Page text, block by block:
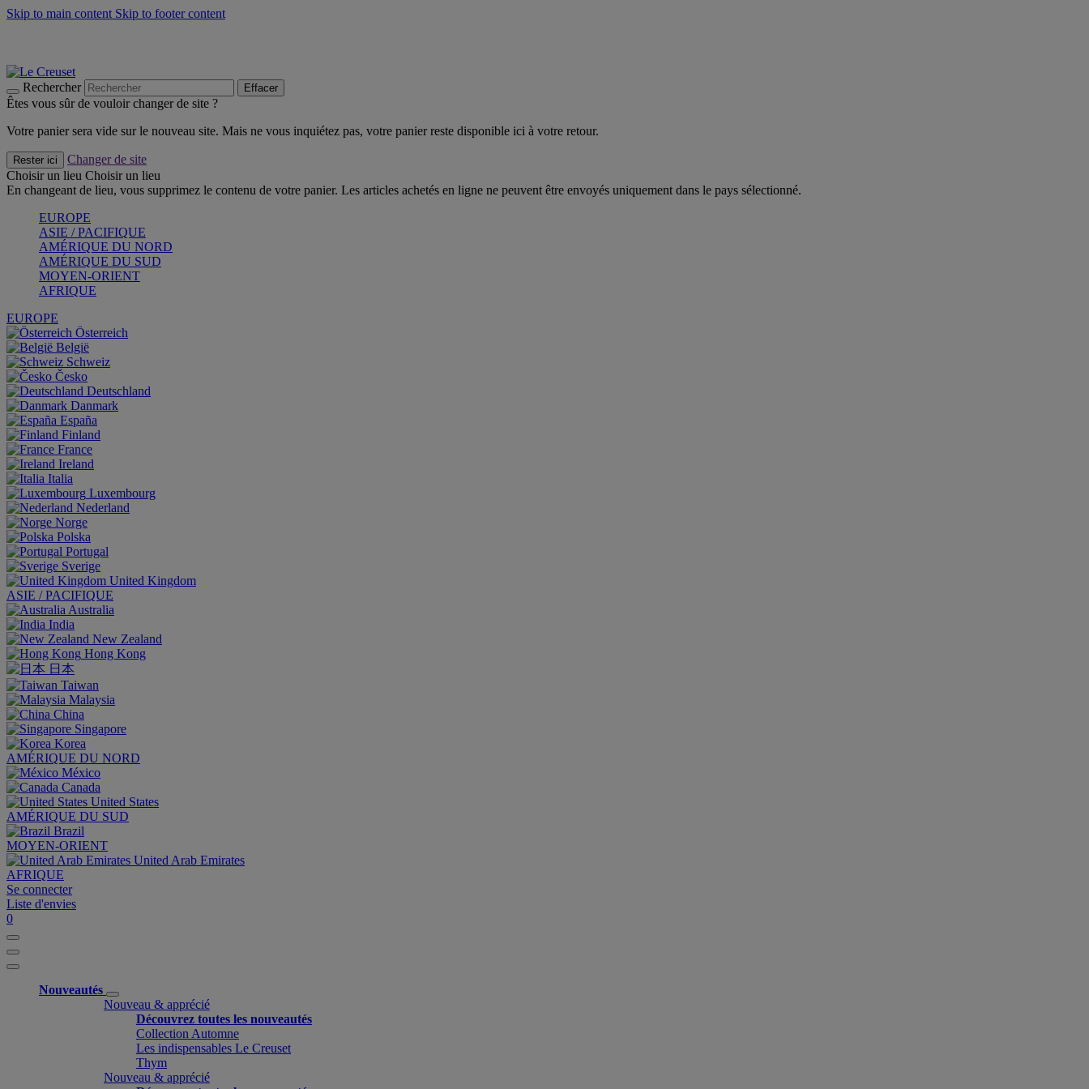
Skip to main content Skip to footer content
Rechercher Effacer
Êtes vous sûr de vouloir changer de site ?
Votre panier sera vide sur le nouveau site. Mais ne vous inquiétez pas, votre panier reste disponible ici à votre retour.
Rester ici
Changer de site
Choisir un lieu Choisir un lieu
En changeant de lieu, vous supprimez le contenu de votre panier. Les articles achetés en ligne ne peuvent être envoyés uniquement dans le pays sélectionné.
EUROPE
ASIE / PACIFIQUE
AMÉRIQUE DU NORD
AMÉRIQUE DU SUD
MOYEN-ORIENT
AFRIQUE
EUROPE
Österreich
België
Schweiz
Česko
Deutschland
Danmark
España
Finland
France
Ireland
Italia
Luxembourg
Nederland
Norge
Polska
Portugal
Sverige
United Kingdom
ASIE / PACIFIQUE
Australia
India
New Zealand
Hong Kong
日本
Taiwan
Malaysia
China
Singapore
Korea
AMÉRIQUE DU NORD
México
Canada
United States
AMÉRIQUE DU SUD
Brazil
MOYEN-ORIENT
United Arab Emirates
AFRIQUE
Se connecter
Liste d'envies
0
Nouveautés
Nouveau & apprécié
Découvrez toutes les nouveautés
Collection Automne
Les indispensables Le Creuset
Thym
Nouveau & apprécié